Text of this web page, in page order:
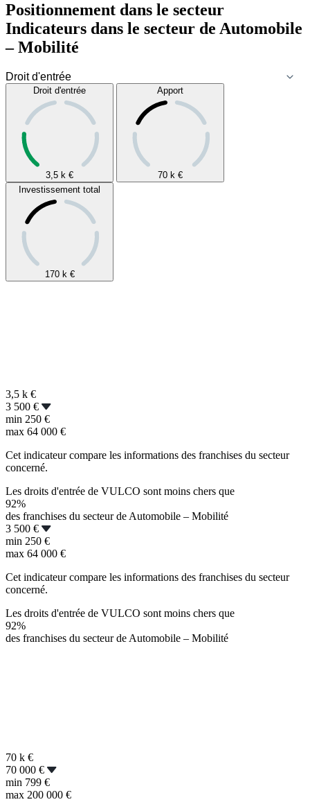
Positionnement dans le secteur
Indicateurs dans le secteur de Automobile
– Mobilité
Droit d'entrée
3,5 k €
Apport
70 k €
Investissement total
170 k €
3,5 k €
3 500 €
min 250 €
max 64 000 €
Cet indicateur compare les informations des franchises du secteur
concerné.
Les droits d'entrée de VULCO sont moins chers que
92%
des franchises du secteur de Automobile – Mobilité
3 500 €
min 250 €
max 64 000 €
Cet indicateur compare les informations des franchises du secteur
concerné.
Les droits d'entrée de VULCO sont moins chers que
92%
des franchises du secteur de Automobile – Mobilité
70 k €
70 000 €
min 799 €
max 200 000 €